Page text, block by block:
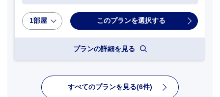
1部屋
プランの詳細を見る
すべてのプランを見る(6件)